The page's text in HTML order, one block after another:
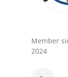
Member
2024